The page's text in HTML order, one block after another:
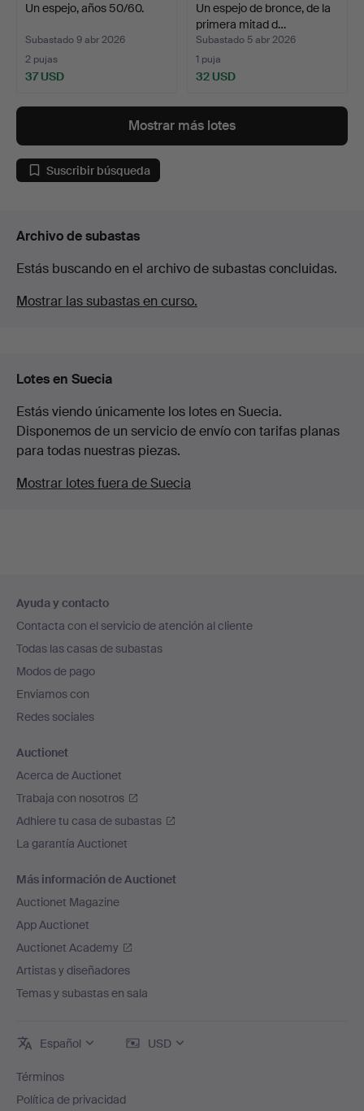
Un espejo, años 50/60.
Subastado 9 abr 2026
2 pujas
37 USD
Un espejo de bronce, de la
primera mitad d…
Subastado 5 abr 2026
1 puja
32 USD
Mostrar más lotes
Suscribir búsqueda
Archivo de subastas
Estás buscando en el archivo de subastas concluidas.
Mostrar las subastas en curso.
Lotes en Suecia
Estás viendo únicamente los lotes en Suecia.
Disponemos de un servicio de envío con tarifas planas
para todas nuestras piezas.
Mostrar lotes fuera de Suecia
en
el
pie
de
página
Ayuda y contacto
Contacta con el servicio de atención al cliente
Todas las casas de subastas
Modos de pago
Enviamos con
Redes sociales
Auctionet
Acerca de Auctionet
Trabaja con nosotros
Adhiere tu casa de subastas
La garantía Auctionet
Más información de Auctionet
Auctionet Magazine
App Auctionet
Auctionet Academy
Artistas y diseñadores
Temas y subastas en sala
Español USD
Términos
Política de privacidad